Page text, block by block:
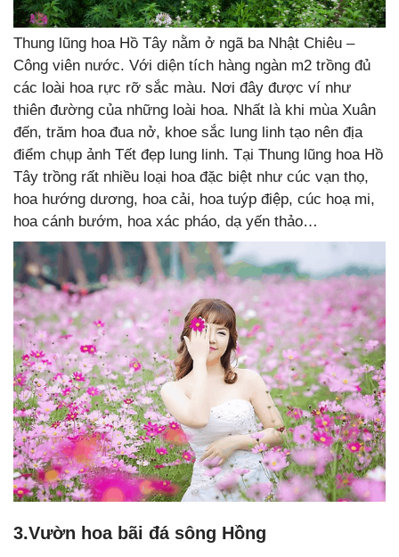
Thung lũng hoa Hồ Tây nằm ở ngã ba Nhật Chiêu –
Công viên nước. Với diện tích hàng ngàn m2 trồng đủ
các loài hoa rực rỡ sắc màu. Nơi đây được ví như
thiên đường của những loài hoa. Nhất là khi mùa Xuân
đến, trăm hoa đua nở, khoe sắc lung linh tạo nên địa
điểm chụp ảnh Tết đẹp lung linh. Tại Thung lũng hoa Hồ
Tây trồng rất nhiều loại hoa đặc biệt như cúc vạn thọ,
hoa hướng dương, hoa cải, hoa tuýp điệp, cúc hoạ mi,
hoa cánh bướm, hoa xác pháo, dạ yến thảo…
3.Vườn hoa bãi đá sông Hồng